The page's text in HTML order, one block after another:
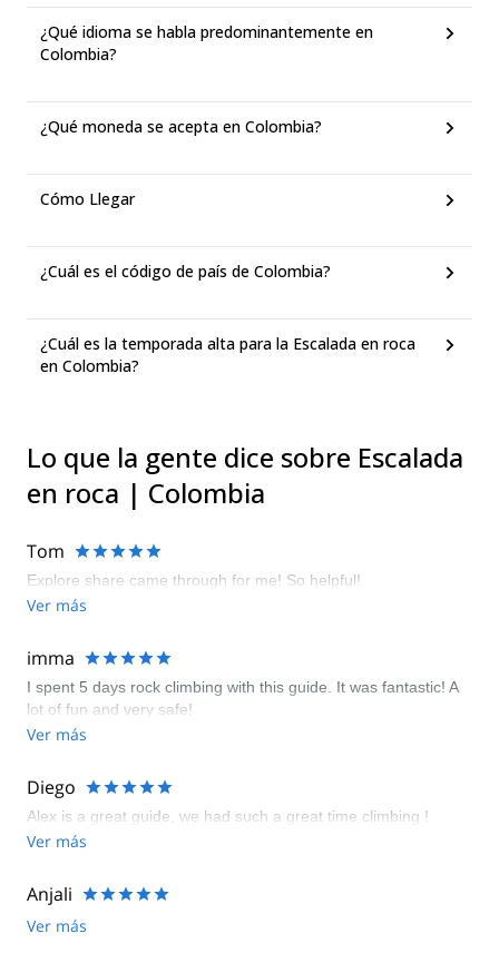
¿Qué idioma se habla predominantemente en
Colombia?
¿Qué moneda se acepta en Colombia?
Cómo Llegar
¿Cuál es el código de país de Colombia?
¿Cuál es la temporada alta para la Escalada en roca
en Colombia?
Lo que la gente dice sobre Escalada
en roca | Colombia
Tom
Explore share came through for me! So helpful!
Ver más
imma
I spent 5 days rock climbing with this guide. It was fantastic! A
lot of fun and very safe!
Ver más
Diego
Alex is a great guide, we had such a great time climbing !
Ver más
Anjali
Ver más